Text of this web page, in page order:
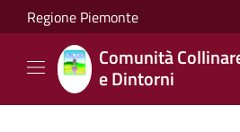
Salta al contenuto principale
Regione Piemonte
Comunità
e Dintorni